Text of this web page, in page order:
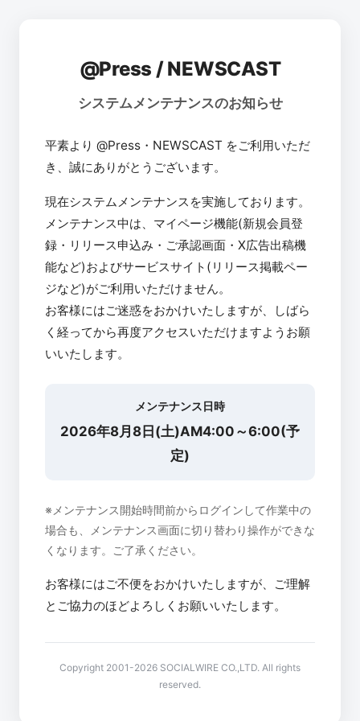
@Press / NEWSCAST
システムメンテナンスのお知らせ
平素より @Press・NEWSCAST をご利用いただ
き、誠にありがとうございます。
現在システムメンテナンスを実施しております。
メンテナンス中は、マイページ機能(新規会員登
録・リリース申込み・ご承認画面・X広告出稿機
能など)およびサービスサイト(リリース掲載ペー
ジなど)がご利用いただけません。
お客様にはご迷惑をおかけいたしますが、しばら
く経ってから再度アクセスいただけますようお願
いいたします。
メンテナンス日時
2026年8月8日(土)AM4:00～6:00(予
定)
※メンテナンス開始時間前からログインして作業中の
場合も、メンテナンス画面に切り替わり操作ができな
くなります。ご了承ください。
お客様にはご不便をおかけいたしますが、ご理解
とご協力のほどよろしくお願いいたします。
Copyright 2001-2026 SOCIALWIRE CO.,LTD. All rights
reserved.